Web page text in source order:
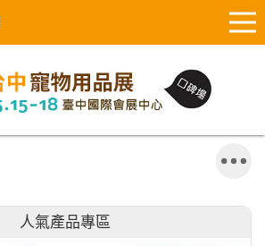
人氣產品專區